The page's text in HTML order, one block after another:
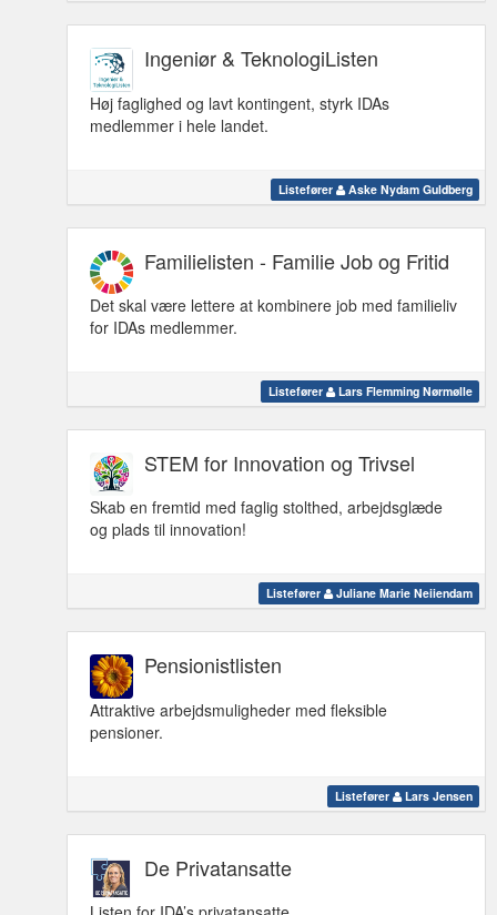
Ingeniør & TeknologiListen
Høj faglighed og lavt kontingent, styrk IDAs
medlemmer i hele landet.
Listefører Aske Nydam Guldberg
Familielisten - Familie Job og Fritid
Det skal være lettere at kombinere job med familieliv
for IDAs medlemmer.
Listefører Lars Flemming Nørmølle
STEM for Innovation og Trivsel
Skab en fremtid med faglig stolthed, arbejdsglæde
og plads til innovation!
Listefører Juliane Marie Neiiendam
Pensionistlisten
Attraktive arbejdsmuligheder med fleksible
pensioner.
Listefører Lars Jensen
De Privatansatte